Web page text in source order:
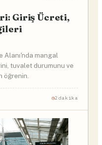
Giriş Ücreti,
Alanı'nda mangal
tuvalet durumunu ve
öğrenin.
2dakika